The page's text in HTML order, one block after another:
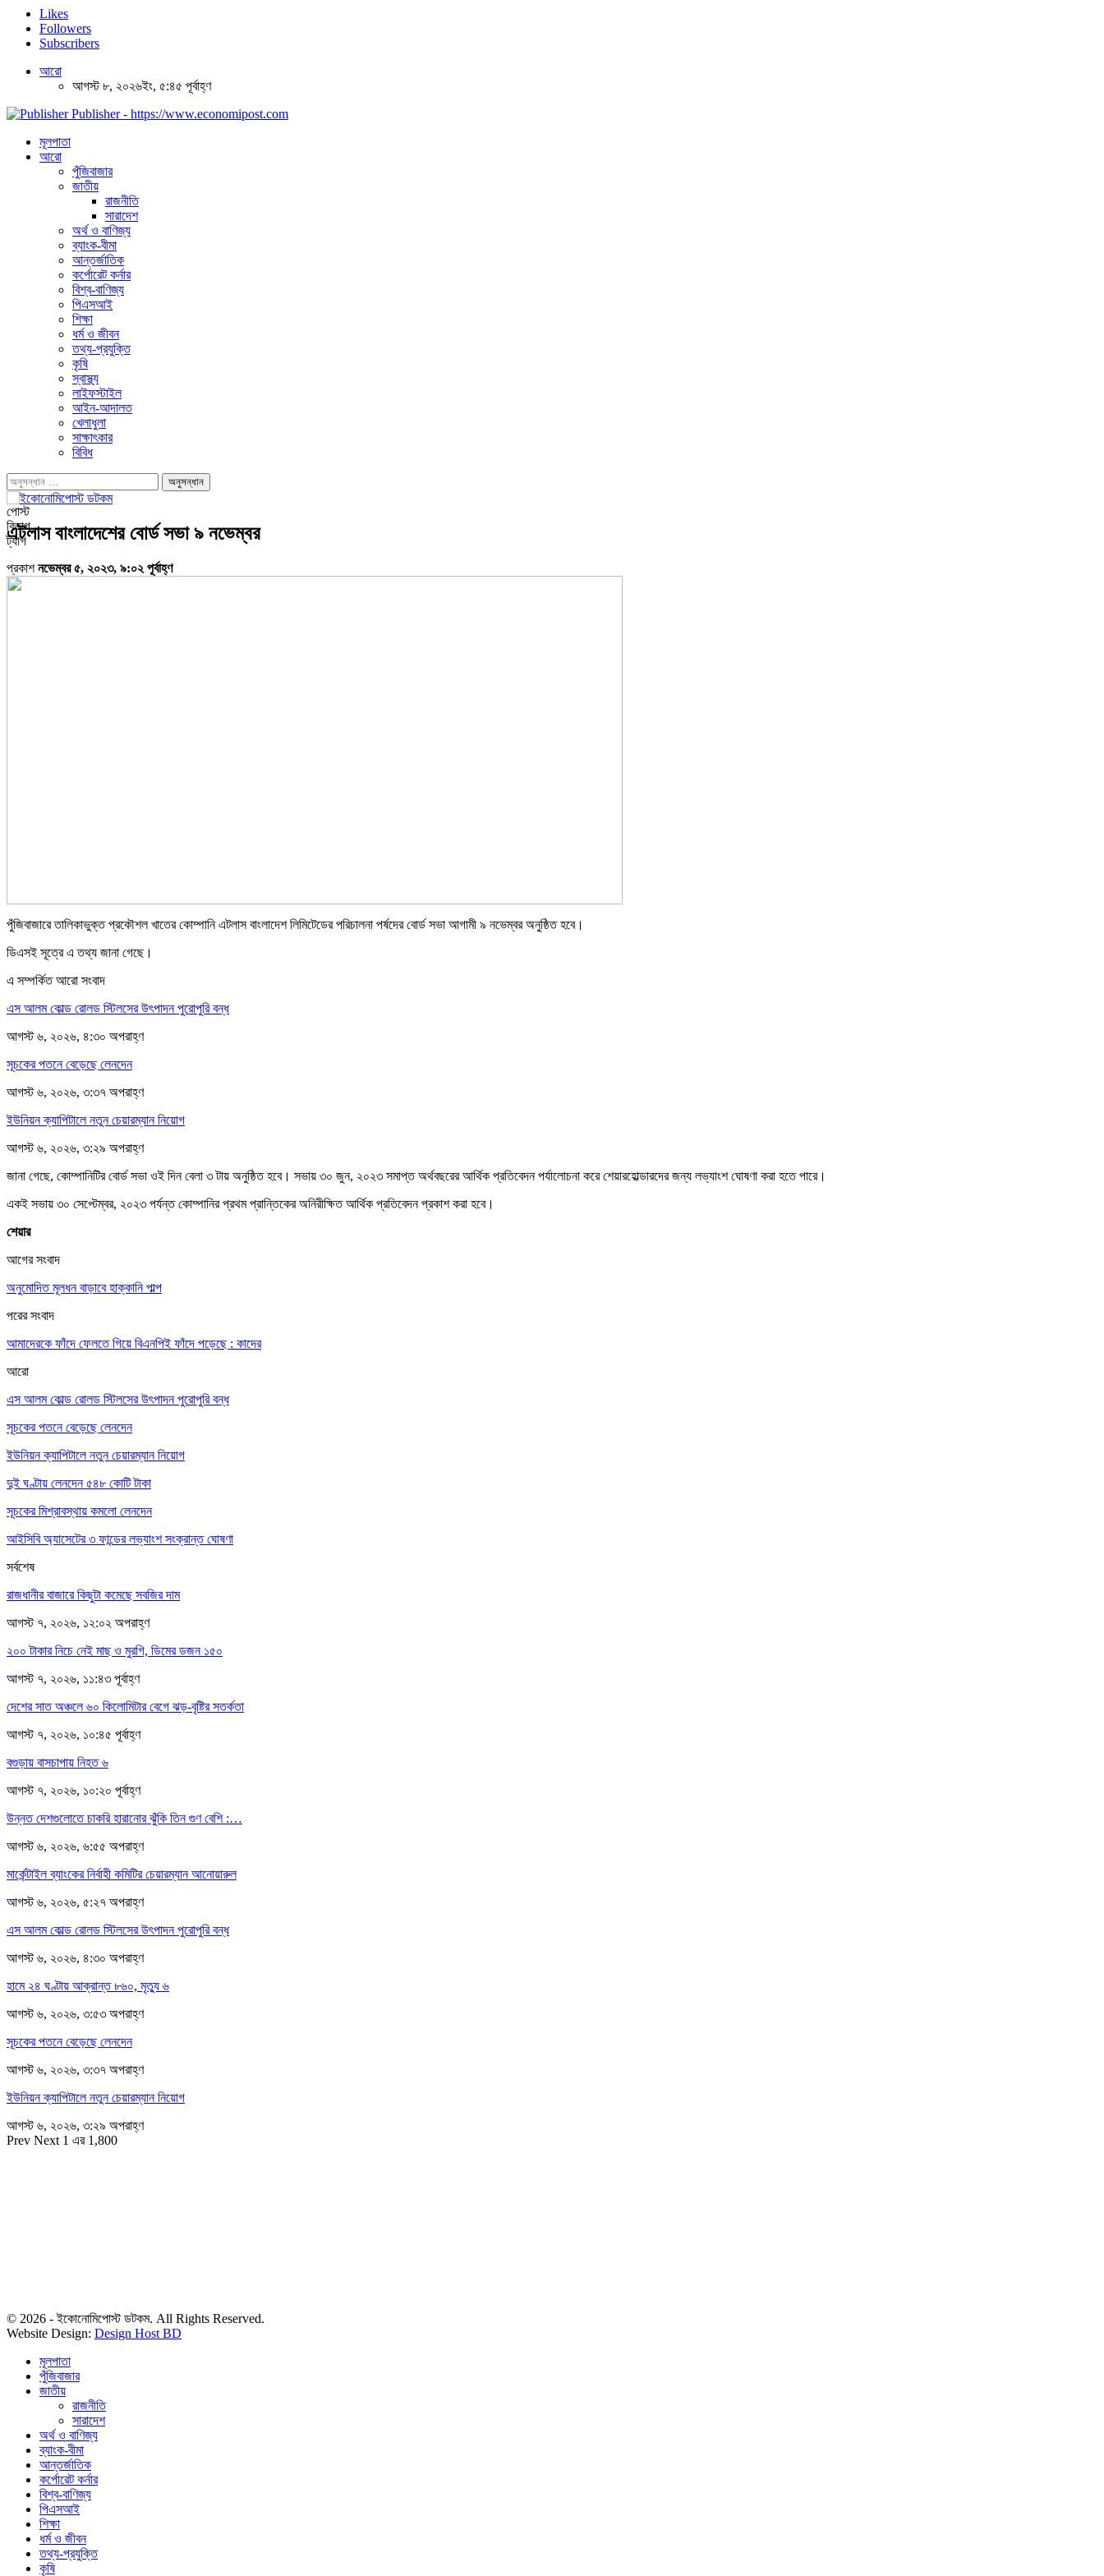
Likes
Followers
Subscribers
আরো
আগস্ট ৮, ২০২৬ইং, ৫:৪৫ পূর্বাহ্ণ
Publisher - https://www.economipost.com
মূলপাতা
আরো
পুঁজিবাজার
জাতীয়
রাজনীতি
সারাদেশ
অর্থ ও বাণিজ্য
ব্যাংক-বীমা
আন্তর্জাতিক
কর্পোরেট কর্নার
বিশ্ব-বাণিজ্য
পিএসআই
শিক্ষা
ধর্ম ও জীবন
তথ্য-প্রযুক্তি
কৃষি
স্বাস্থ্য
লাইফস্টাইল
আইন-আদালত
খেলাধুলা
সাক্ষাৎকার
বিবিধ
পোস্ট
বিভাগ
ট্যাগ
এটলাস বাংলাদেশের বোর্ড সভা ৯ নভেম্বর
প্রকাশনভেম্বর ৫, ২০২৩, ৯:০২ পূর্বাহ্ণ
পুঁজিবাজারে তালিকাভুক্ত প্রকৌশল খাতের কোম্পানি এটলাস বাংলাদেশ লিমিটেডের পরিচালনা পর্ষদের বোর্ড সভা আগামী ৯ নভেম্বর অনুষ্ঠিত হবে।
ডিএসই সূত্রে এ তথ্য জানা গেছে।
এ সম্পর্কিত আরো সংবাদ
এস আলম কোল্ড রোলড স্টিলসের উৎপাদন পুরোপুরি বন্ধ
আগস্ট ৬, ২০২৬, ৪:৩০ অপরাহ্ণ
সূচকের পতনে বেড়েছে লেনদেন
আগস্ট ৬, ২০২৬, ৩:৩৭ অপরাহ্ণ
ইউনিয়ন ক্যাপিটালে নতুন চেয়ারম্যান নিয়োগ
আগস্ট ৬, ২০২৬, ৩:২৯ অপরাহ্ণ
জানা গেছে, কোম্পানিটির বোর্ড সভা ওই দিন বেলা ৩ টায় অনুষ্ঠিত হবে। সভায় ৩০ জুন, ২০২৩ সমাপ্ত অর্থবছরের আর্থিক প্রতিবেদন পর্যালোচনা করে শেয়ারহোল্ডারদের জন্য লভ্যাংশ ঘোষণা করা হতে পারে।
একই সভায় ৩০ সেপ্টেম্বর, ২০২৩ পর্যন্ত কোম্পানির প্রথম প্রান্তিকের অনিরীক্ষিত আর্থিক প্রতিবেদন প্রকাশ করা হবে।
শেয়ার
আগের সংবাদ
অনুমোদিত মূলধন বাড়াবে হাক্কানি পাল্প
পরের সংবাদ
আমাদেরকে ফাঁদে ফেলতে গিয়ে বিএনপিই ফাঁদে পড়েছে : কাদের
আরো
এস আলম কোল্ড রোলড স্টিলসের উৎপাদন পুরোপুরি বন্ধ
সূচকের পতনে বেড়েছে লেনদেন
ইউনিয়ন ক্যাপিটালে নতুন চেয়ারম্যান নিয়োগ
দুই ঘণ্টায় লেনদেন ৫৪৮ কোটি টাকা
সূচকের মিশ্রাবস্থায় কমলো লেনদেন
আইসিবি অ্যাসেটের ৩ ফান্ডের লভ্যাংশ সংক্রান্ত ঘোষণা
সর্বশেষ
রাজধানীর বাজারে কিছুটা কমেছে সবজির দাম
আগস্ট ৭, ২০২৬, ১২:০২ অপরাহ্ণ
২০০ টাকার নিচে নেই মাছ ও মুরগি, ডিমের ডজন ১৫০
আগস্ট ৭, ২০২৬, ১১:৪৩ পূর্বাহ্ণ
দেশের সাত অঞ্চলে ৬০ কিলোমিটার বেগে ঝড়-বৃষ্টির সতর্কতা
আগস্ট ৭, ২০২৬, ১০:৪৫ পূর্বাহ্ণ
বগুড়ায় বাসচাপায় নিহত ৬
আগস্ট ৭, ২০২৬, ১০:২০ পূর্বাহ্ণ
উন্নত দেশগুলোতে চাকরি হারানোর ঝুঁকি তিন গুণ বেশি :…
আগস্ট ৬, ২০২৬, ৬:৫৫ অপরাহ্ণ
মার্কেন্টাইল ব্যাংকের নির্বাহী কমিটির চেয়ারম্যান আনোয়ারুল
আগস্ট ৬, ২০২৬, ৫:২৭ অপরাহ্ণ
এস আলম কোল্ড রোলড স্টিলসের উৎপাদন পুরোপুরি বন্ধ
আগস্ট ৬, ২০২৬, ৪:৩০ অপরাহ্ণ
হামে ২৪ ঘণ্টায় আক্রান্ত ৮৬০, মৃত্যু ৬
আগস্ট ৬, ২০২৬, ৩:৫৩ অপরাহ্ণ
সূচকের পতনে বেড়েছে লেনদেন
আগস্ট ৬, ২০২৬, ৩:৩৭ অপরাহ্ণ
ইউনিয়ন ক্যাপিটালে নতুন চেয়ারম্যান নিয়োগ
আগস্ট ৬, ২০২৬, ৩:২৯ অপরাহ্ণ
Prev Next 1 এর 1,800
© 2026 - ইকোনোমিপোস্ট ডটকম. All Rights Reserved.
Website Design: Design Host BD
মূলপাতা
পুঁজিবাজার
জাতীয়
রাজনীতি
সারাদেশ
অর্থ ও বাণিজ্য
ব্যাংক-বীমা
আন্তর্জাতিক
কর্পোরেট কর্নার
বিশ্ব-বাণিজ্য
পিএসআই
শিক্ষা
ধর্ম ও জীবন
তথ্য-প্রযুক্তি
কৃষি